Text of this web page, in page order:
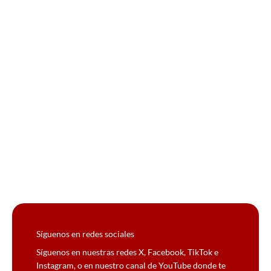
Síguenos en redes sociales
Síguenos en nuestras redes X, Facebook, TikTok e
Instagram, o en nuestro canal de YouTube donde te